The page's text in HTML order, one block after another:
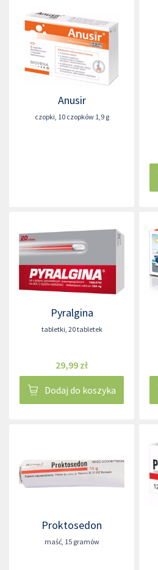
Anusir
czopki 10 czopków 1,9 g
Pyralgina
tabletki 20 tabletek
29,99 zł
Dodaj do koszyka
Proktosedon
maść, 15 gramów